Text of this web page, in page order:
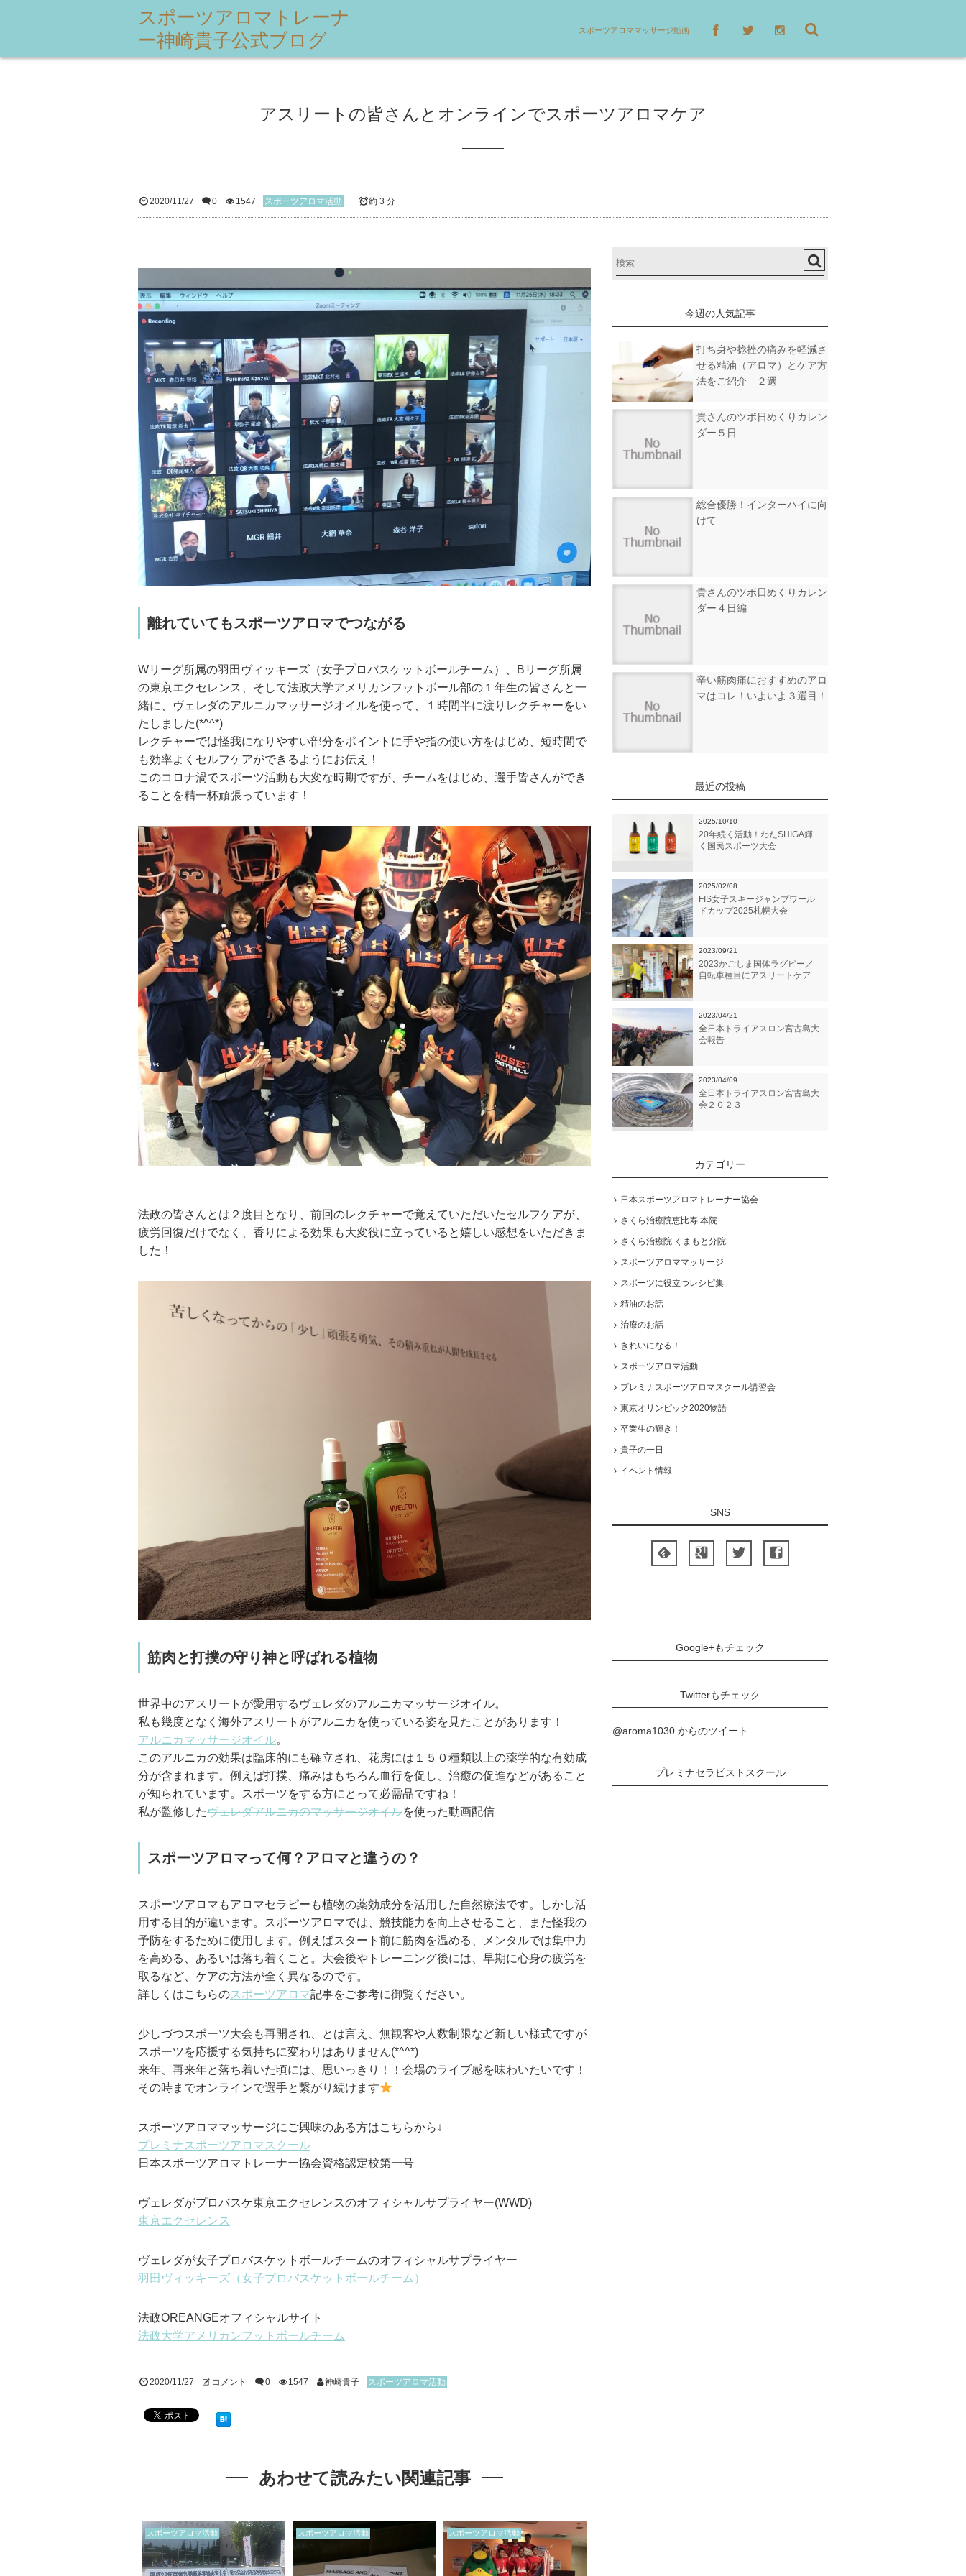
スポーツアロマトレーナ
ー神崎貴子公式ブログ
スポーツアロママッサージ動画
アスリートの皆さんとオンラインでスポーツアロマケア
2020/11/27 0 1547 スポーツアロマ活動 約 3 分
離れていてもスポーツアロマでつながる
Wリーグ所属の羽田ヴィッキーズ（女子プロバスケットボールチーム）、Bリーグ所属
の東京エクセレンス、そして法政大学アメリカンフットボール部の１年生の皆さんと一
緒に、ヴェレダのアルニカマッサージオイルを使って、１時間半に渡りレクチャーをい
たしました(*^^*)
レクチャーでは怪我になりやすい部分をポイントに手や指の使い方をはじめ、短時間で
も効率よくセルフケアができるようにお伝え！
このコロナ渦でスポーツ活動も大変な時期ですが、チームをはじめ、選手皆さんができ
ることを精一杯頑張っています！
法政の皆さんとは２度目となり、前回のレクチャーで覚えていただいたセルフケアが、
疲労回復だけでなく、香りによる効果も大変役に立っていると嬉しい感想をいただきま
した！
筋肉と打撲の守り神と呼ばれる植物
世界中のアスリートが愛用するヴェレダのアルニカマッサージオイル。
私も幾度となく海外アスリートがアルニカを使っている姿を見たことがあります！
アルニカマッサージオイル。
このアルニカの効果は臨床的にも確立され、花房には１５０種類以上の薬学的な有効成
分が含まれます。例えば打撲、痛みはもちろん血行を促し、治癒の促進などがあること
が知られています。スポーツをする方にとって必需品ですね！
私が監修したヴェレダアルニカのマッサージオイルを使った動画配信
スポーツアロマって何？アロマと違うの？
スポーツアロマもアロマセラピーも植物の薬効成分を活用した自然療法です。しかし活
用する目的が違います。スポーツアロマでは、競技能力を向上させること、また怪我の
予防をするために使用します。例えばスタート前に筋肉を温める、メンタルでは集中力
を高める、あるいは落ち着くこと。大会後やトレーニング後には、早期に心身の疲労を
取るなど、ケアの方法が全く異なるのです。
詳しくはこちらのスポーツアロマ記事をご参考に御覧ください。
少しづつスポーツ大会も再開され、とは言え、無観客や人数制限など新しい様式ですが
スポーツを応援する気持ちに変わりはありません(*^^*)
来年、再来年と落ち着いた頃には、思いっきり！！会場のライブ感を味わいたいです！
その時までオンラインで選手と繋がり続けます
スポーツアロママッサージにご興味のある方はこちらから↓
プレミナスポーツアロマスクール
日本スポーツアロマトレーナー協会資格認定校第一号
ヴェレダがプロバスケ東京エクセレンスのオフィシャルサプライヤー(WWD)
東京エクセレンス
ヴェレダが女子プロバスケットボールチームのオフィシャルサプライヤー
羽田ヴィッキーズ（女子プロバスケットボールチーム）
法政OREANGEオフィシャルサイト
法政大学アメリカンフットボールチーム
2020/11/27 コメント 0 1547 神崎貴子 スポーツアロマ活動
あわせて読みたい関連記事
スポーツアロマ活動 スポーツアロマ活動 スポーツアロマ活動
今週の人気記事
打ち身や捻挫の痛みを軽減さ
せる精油（アロマ）とケア方
法をご紹介 ２選
貴さんのツボ日めくりカレン
ダー５日
総合優勝！インターハイに向
けて
貴さんのツボ日めくりカレン
ダー４日編
辛い筋肉痛におすすめのアロ
マはコレ！いよいよ３選目！
最近の投稿
2025/10/10
20年続く活動！わたSHIGA輝
く国民スポーツ大会
2025/02/08
FIS女子スキージャンプワール
ドカップ2025札幌大会
2023/09/21
2023かごしま国体ラグビー／
自転車種目にアスリートケア
2023/04/21
全日本トライアスロン宮古島大
会報告
2023/04/09
全日本トライアスロン宮古島大
会２０２３
カテゴリー
日本スポーツアロマトレーナー協会
さくら治療院恵比寿 本院
さくら治療院 くまもと分院
スポーツアロママッサージ
スポーツに役立つレシピ集
精油のお話
治療のお話
きれいになる！
スポーツアロマ活動
プレミナスポーツアロマスクール講習会
東京オリンピック2020物語
卒業生の輝き！
貴子の一日
イベント情報
SNS
Google+もチェック
Twitterもチェック
@aroma1030 からのツイート
プレミナセラピストスクール